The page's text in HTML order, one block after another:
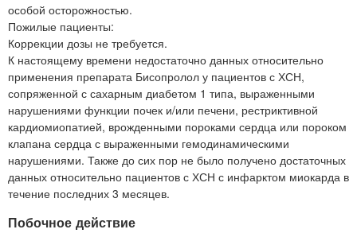
особой осторожностью.
Пожилые пациенты:
Коррекции дозы не требуется.
К настоящему времени недостаточно данных относительно
применения препарата Бисопролол у пациентов с ХСН,
сопряженной с сахарным диабетом 1 типа, выраженными
нарушениями функции почек и/или печени, рестриктивной
кардиомиопатией, врожденными пороками сердца или пороком
клапана сердца с выраженными гемодинамическими
нарушениями. Также до сих пор не было получено достаточных
данных относительно пациентов с ХСН с инфарктом миокарда в
течение последних 3 месяцев.
Побочное действие